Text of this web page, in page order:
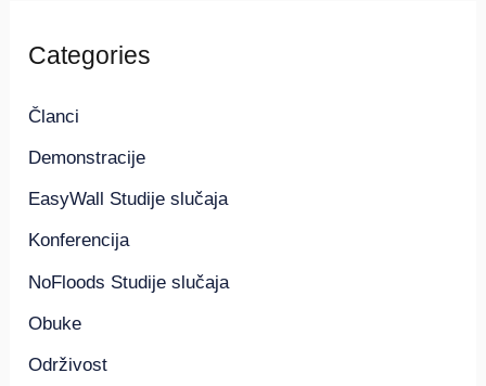
Categories
Članci
Demonstracije
EasyWall Studije slučaja
Konferencija
NoFloods Studije slučaja
Obuke
Održivost